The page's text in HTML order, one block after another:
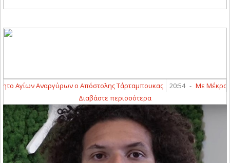
Αγίων Αναργύρων ο Απόστολης Τάρταμπουκας 20:54 -
Με Μέκρα
Διαβάστε περισσότερα